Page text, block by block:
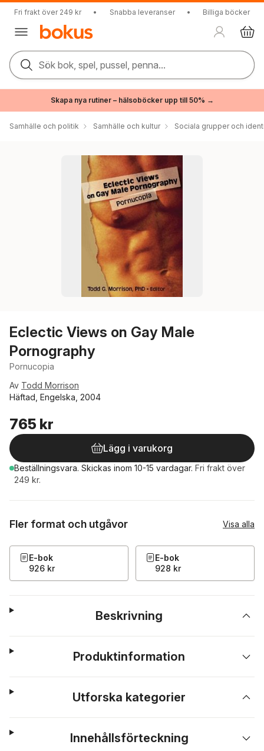
Fri frakt över 249 kr • Snabba leveranser • Billiga böcker
Sök bok, spel, pussel, penna...
Skapa nya rutiner – hälsoböcker upp till 50% →
Samhälle och politik Samhälle och kultur Sociala grupper och
Eclectic Views on Gay Male
Pornography
Pornucopia
Av Todd Morrison
Häftad, Engelska, 2004
765 kr
Lägg i varukorg
Beställningsvara. Skickas inom 10-15 vardagar. Fri frakt över
249 kr.
Fler format och utgåvor Visa alla
E-bok
926 kr
E-bok
928 kr
Beskrivning
Produktinformation
Utforska kategorier
Innehållsförteckning